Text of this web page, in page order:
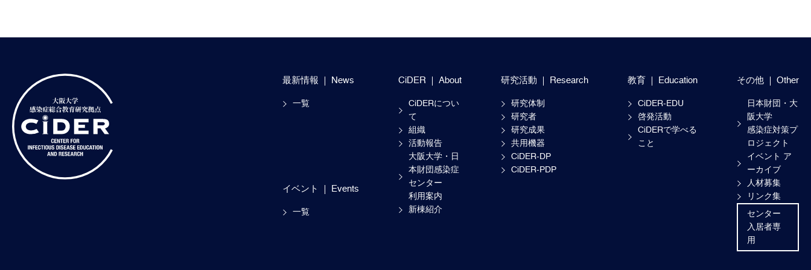
最新情報 News
一覧
イベント Events
一覧
CiDER About
CiDERについ
て
組織
活動報告
大阪大学・日
本財団感染症
センター
利用案内
新棟紹介
研究活動 Research
研究体制
研究者
研究成果
共用機器
CiDER-DP
CiDER-PDP
教育 Education
CiDER-EDU
啓発活動
CiDERで学べる
こと
その他 Other
日本財団・大
阪大学
感染症対策プ
ロジェクト
イベント ア
ーカイブ
人材募集
リンク集
センター
入居者専
用